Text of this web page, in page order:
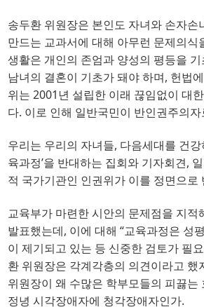
송두환 위원장은 본인도 자녀와 손자손
만드는 교과서에 대해 아무런 문제의
생활은 개인의 존엄과 양성의 평등을
남녀의 결혼이 기초가 돼야 하며, 헌법
위는 2001 년 설립한 이래 끊임없이 대
다. 이로 인해 일반국민이 반인권주의
우리는 우리의 자녀들, 다음세대를 건
육과정’을 반대하는 집회와 기자회견,
적 국가기관인 인권위가 이를 정면으
교육부가 마련한 시안의 문제점을 지
발표했는데, 이에 대해 “교육과정은 성
이 제기되고 있는 등 신중한 검토가 필
환 위원장은 각계각층의 의견이라고 했
위원장이 왜 수많은 학부모들의 피끓
정녕 시각장애자에 청각장애자인가.